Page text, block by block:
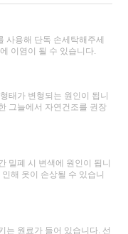
사용해 단독 손세탁해주세
이염이 될 수 있습니다.
태가 변형되는 원인이 됩니
그늘에서 자연건조를 권장
밀폐 시 변색에 원인이 됩니
해 옷이 손상될 수 있습니
는 원료가 들어 있습니다. 선